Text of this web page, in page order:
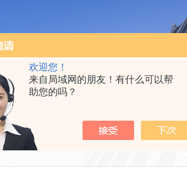
欢迎您！
来自局域网的朋友！有什么可以帮
助您的吗？
当前位置：首页